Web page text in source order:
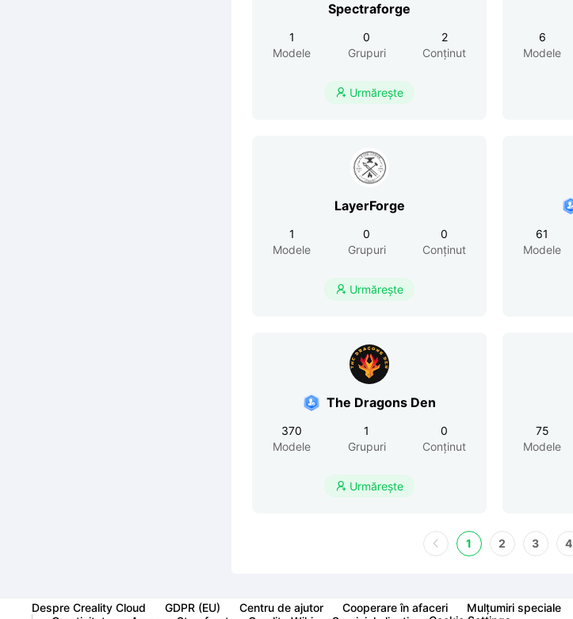
Spectraforge
1
Modele
0
Grupuri
2
Conținut
 Urmărește
6
Modele
LayerForge
1
Modele
0
Grupuri
0
Conținut
 Urmărește
61
Modele
The Dragons Den
370
Modele
1
Grupuri
0
Conținut
 Urmărește
75
Modele
1 2 3 4
Despre Creality Cloud GDPR (EU) Centru de ajutor Cooperare în afaceri
Mulțumiri speciale